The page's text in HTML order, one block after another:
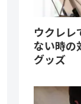
ウクレレ
ない時の
グッズ